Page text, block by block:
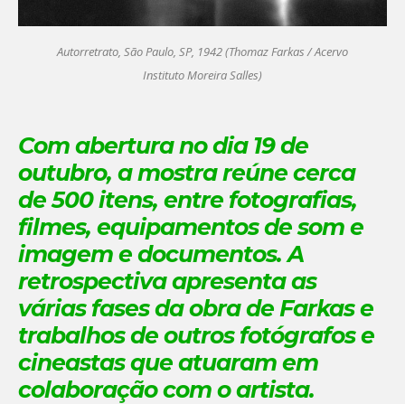
Autorretrato, São Paulo, SP, 1942 (Thomaz Farkas / Acervo
Instituto Moreira Salles)
Com abertura no dia 19 de
outubro, a mostra reúne cerca
de 500 itens, entre fotografias,
filmes, equipamentos de som e
imagem e documentos. A
retrospectiva apresenta as
várias fases da obra de Farkas e
trabalhos de outros fotógrafos e
cineastas que atuaram em
colaboração com o artista.